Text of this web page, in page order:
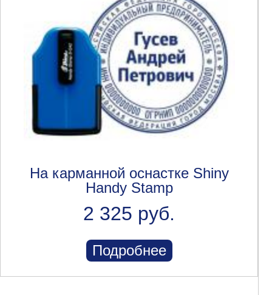
На карманной оснастке Shiny
Handy Stamp
2 325 руб.
Подробнее